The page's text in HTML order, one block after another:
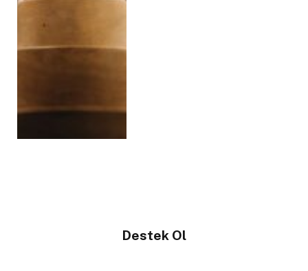
Destek Ol